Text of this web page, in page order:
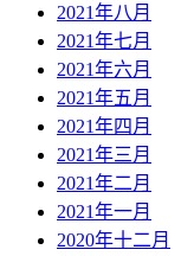
2021年八月
2021年七月
2021年六月
2021年五月
2021年四月
2021年三月
2021年二月
2021年一月
2020年十二月